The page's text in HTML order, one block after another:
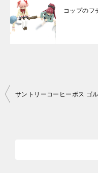
コップのフ
投